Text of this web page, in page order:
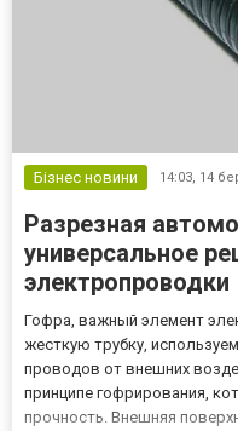
Бізнес новини 14:03, 14
Разрезная
универсальное
электропроводки
Гофра, важный элемент
жесткую трубку,
проводов от внешних
принципе гофрирования,
прочность. Внешняя